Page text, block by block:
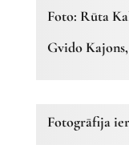
Foto: Rūta
Gvido
Fotogrāfija